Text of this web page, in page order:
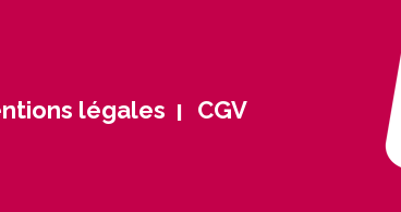
légales CGV